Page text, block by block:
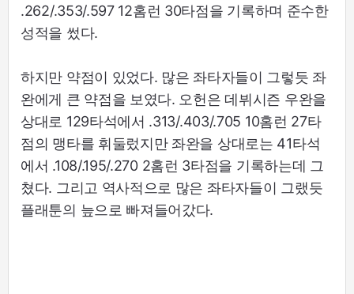
.262/.353/.597 12홈런 30타점을 기록하며 준수한
성적을 썼다.
하지만 약점이 있었다. 많은 좌타자들이 그렇듯 좌
완에게 큰 약점을 보였다. 오헌은 데뷔시즌 우완을
상대로 129타석에서 .313/.403/.705 10홈런 27타
점의 맹타를 휘둘렀지만 좌완을 상대로는 41타석
에서 .108/.195/.270 2홈런 3타점을 기록하는데 그
쳤다. 그리고 역사적으로 많은 좌타자들이 그랬듯
플래툰의 늪으로 빠져들어갔다.